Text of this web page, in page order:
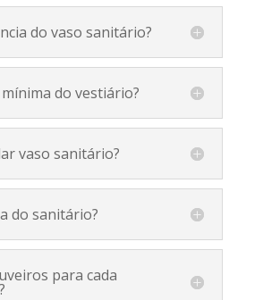
do vaso sanitário?
do vestiário?
vaso sanitário?
do sanitário?
para cada